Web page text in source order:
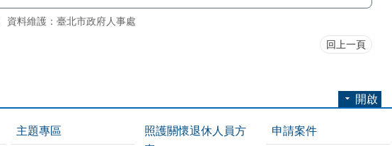
資料維護：臺北市政府人事處
回上一頁
開啟
主題專區
照護關懷退休人員方
申請案件